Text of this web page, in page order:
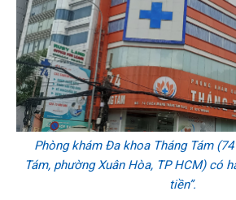
Phòng khám Đa khoa Tháng Tám
Tám, phường Xuân Hòa, TP HCM) có
tiền”.